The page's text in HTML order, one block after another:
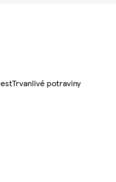
Trvanlivé potraviny